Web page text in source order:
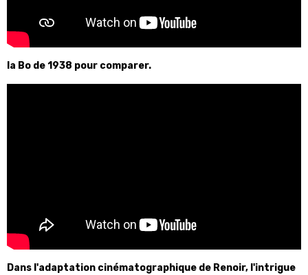
la Bo de 1938 pour comparer.
Dans l'adaptation cinématographique de Renoir, l'intrigue